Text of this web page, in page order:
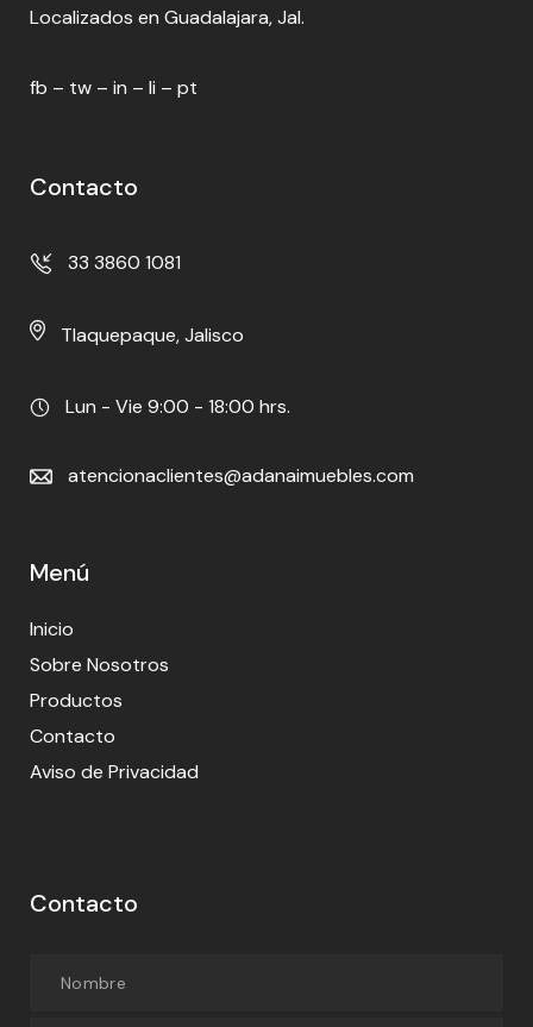
Localizados en Guadalajara, Jal.
fb – tw – in – li – pt
Contacto
33 3860 1081
Tlaquepaque, Jalisco
Lun - Vie 9:00 - 18:00 hrs.
atencionaclientes@adanaimuebles.com
Menú
Inicio
Sobre Nosotros
Productos
Contacto
Aviso de Privacidad
Contacto